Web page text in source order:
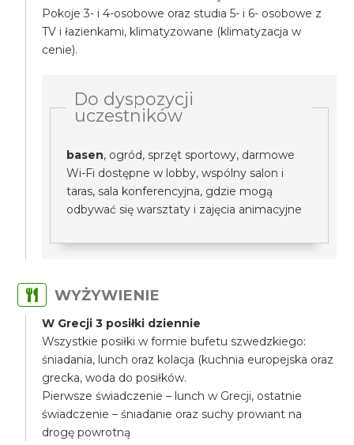
Pokoje 3- i 4-osobowe oraz studia 5- i 6- osobowe z
TV i łazienkami, klimatyzowane (klimatyzacja w
cenie).
Do dyspozycji
uczestników
basen, ogród, sprzęt sportowy, darmowe
Wi-Fi dostępne w lobby, wspólny salon i
taras, sala konferencyjna, gdzie mogą
odbywać się warsztaty i zajęcia animacyjne
WYŻYWIENIE
W Grecji 3 posiłki dziennie
Wszystkie posiłki w formie bufetu szwedzkiego:
śniadania, lunch oraz kolacja (kuchnia europejska oraz
grecka, woda do posiłków.
Pierwsze świadczenie – lunch w Grecji, ostatnie
świadczenie – śniadanie oraz suchy prowiant na
drogę powrotną